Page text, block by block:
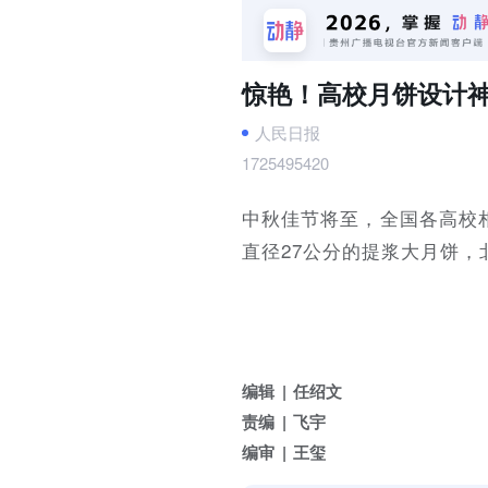
惊艳！高校月饼设计
人民日报
1725495420
中秋佳节将至，全国各高校
直径27公分的提浆大月饼
编辑
任绍文
责编
飞宇
编审
王玺